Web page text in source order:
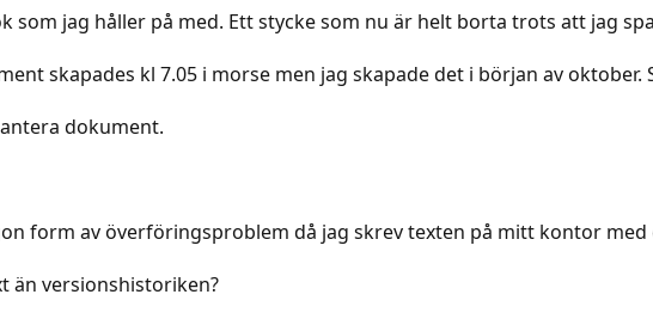
som jag håller på med. Ett stycke som nu är helt borta trots att jag
skapades kl 7.05 i morse men jag skapade det i början av oktober.
dokument.
form av överföringsproblem då jag skrev texten på mitt kontor
än versionshistoriken?